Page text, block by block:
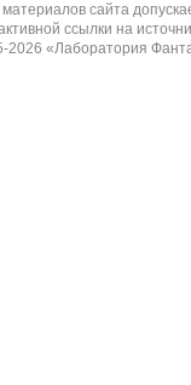
сайта
ссылки на
2026 «Лаборатория